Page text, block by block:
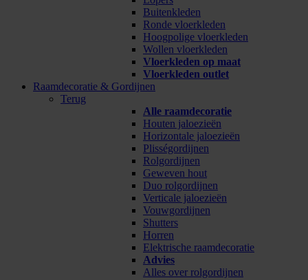
Buitenkleden
Ronde vloerkleden
Hoogpolige vloerkleden
Wollen vloerkleden
Vloerkleden op maat
Vloerkleden outlet
Raamdecoratie & Gordijnen
Terug
Alle raamdecoratie
Houten jaloezieën
Horizontale jaloezieën
Plisségordijnen
Rolgordijnen
Geweven hout
Duo rolgordijnen
Verticale jaloezieën
Vouwgordijnen
Shutters
Horren
Elektrische raamdecoratie
Advies
Alles over rolgordijnen